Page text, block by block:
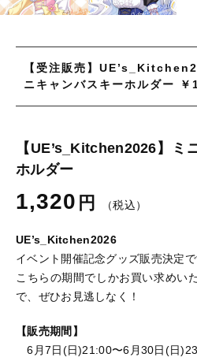
【受注販売】
ニキャンバスキーホルダー ￥
【UE’s_Kitchen2026】ミ
ホルダー
1,320 円 （税込）
UE’s_Kitchen2026
イベント開催記念グッズ販売決定で
こちらの期間でしかお買い求めい
で、ぜひお見逃しなく！
【販売期間】
6月7日(日)21:00〜6月30日(日
お知らせ
ブログ
お問い合わせ
ログイン